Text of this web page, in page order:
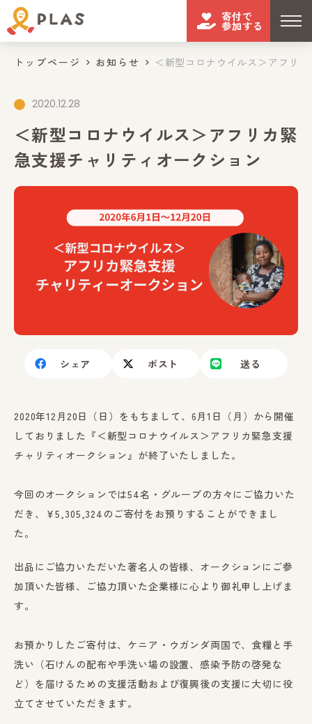
寄付で
参加する
トップページ お知らせ ＜新型コロナウイルス＞アフリ
2020.12.28
＜新型コロナウイルス＞アフリカ緊
急支援チャリティオークション
シェア ポスト 送る
2020年12月20日（日）をもちまして、6月1日（月）から開催
しておりました『＜新型コロナウイルス＞アフリカ緊急支援
チャリティオークション』が終了いたしました。
今回のオークションでは54名・グループの方々にご協力いた
だき、￥5,305,324のご寄付をお預りすることができまし
た。
出品にご協力いただいた著名人の皆様、オークションにご参
加頂いた皆様、ご協力頂いた企業様に心より御礼申し上げま
す。
お預かりしたご寄付は、ケニア・ウガンダ両国で、食糧と手
洗い（石けんの配布や手洗い場の設置、感染予防の啓発な
ど）を届けるための支援活動および復興後の支援に大切に役
立てさせていただきます。